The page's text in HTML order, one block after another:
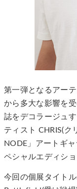
第一弾となるアー
から多大な影響を
誌をデコラージュ
ティスト CHRIS(ク
NODE」アートギ
ペシャルエディショ
今回の個展タイト